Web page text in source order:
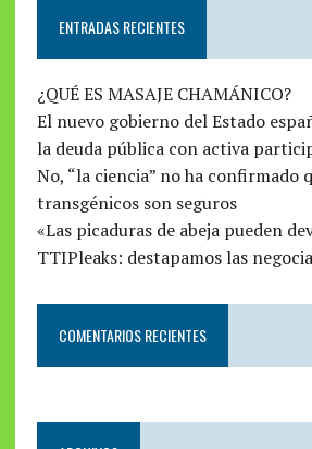
ENTRADAS RECIENTES
¿QUÉ ES MASAJE CHAMÁNICO?
El nuevo gobierno del Estado
la deuda pública con activa
No, “la ciencia” no ha confirmado
transgénicos son seguros
«Las picaduras de abeja pueden
TTIPleaks: destapamos las
COMENTARIOS RECIENTES